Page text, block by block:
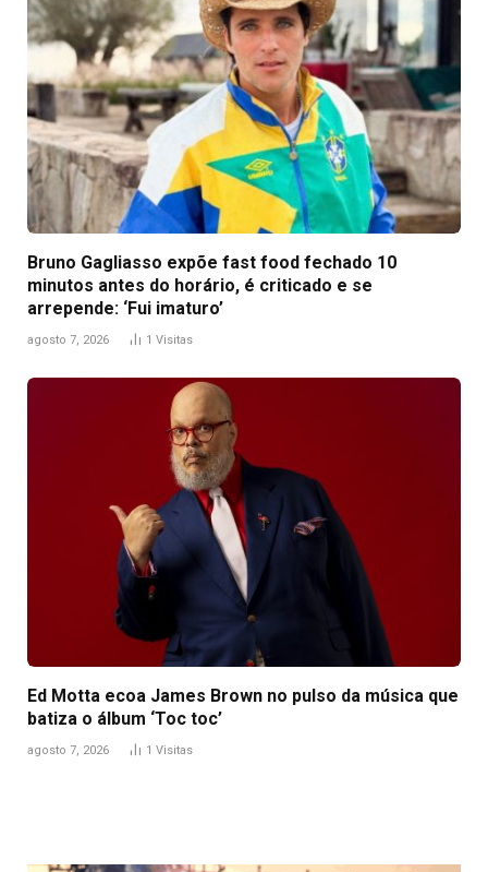
Bruno Gagliasso expõe fast food fechado 10
minutos antes do horário, é criticado e se
arrepende: ‘Fui imaturo’
agosto 7, 2026 1 Visitas
Ed Motta ecoa James Brown no pulso da música que
batiza o álbum ‘Toc toc’
agosto 7, 2026 1 Visitas